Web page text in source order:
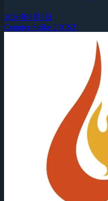
2026年8月5日
Counter-Strike 2 (CS2)